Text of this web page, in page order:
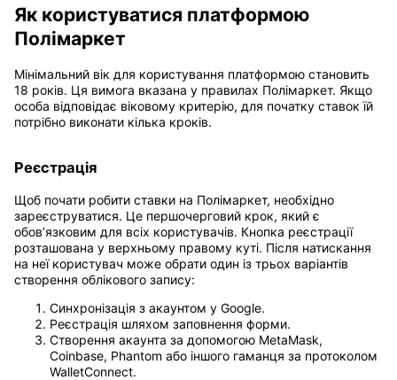
Як користуватися платформою
Полімаркет
Мінімальний вік для користування платформою становить
18 років. Ця вимога вказана у правилах Полімаркет. Якщо
особа відповідає віковому критерію, для початку ставок їй
потрібно виконати кілька кроків.
Реєстрація
Щоб почати робити ставки на Полімаркет, необхідно
зареєструватися. Це першочерговий крок, який є
обов’язковим для всіх користувачів. Кнопка реєстрації
розташована у верхньому правому куті. Після натискання
на неї користувач може обрати один із трьох варіантів
створення облікового запису:
Синхронізація з акаунтом у Google.
Реєстрація шляхом заповнення форми.
Створення акаунта за допомогою MetaMask,
Coinbase, Phantom або іншого гаманця за протоколом
WalletConnect.